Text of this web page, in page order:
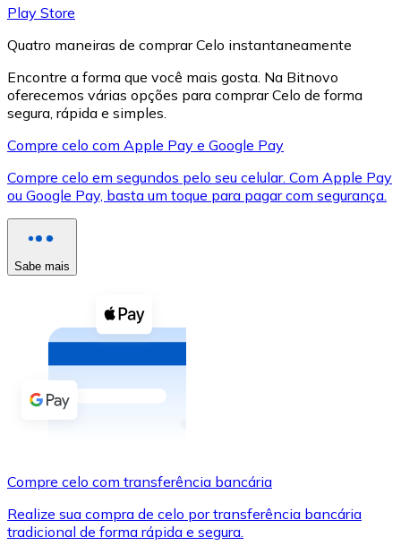
XRP
XRP
Cupons cripto
Comprar com dinheiro
Comprar com transferência bancária
Cartão de crédito / débito
Play Store
Quatro maneiras de comprar Celo instantaneamente
Encontre a forma que você mais gosta. Na Bitnovo
oferecemos várias opções para comprar Celo de forma
segura, rápida e simples.
Compre celo com Apple Pay e Google Pay
Compre celo em segundos pelo seu celular. Com Apple Pay
ou Google Pay, basta um toque para pagar com segurança.
Sabe mais
Compre celo com transferência bancária
Realize sua compra de celo por transferência bancária
tradicional de forma rápida e segura.